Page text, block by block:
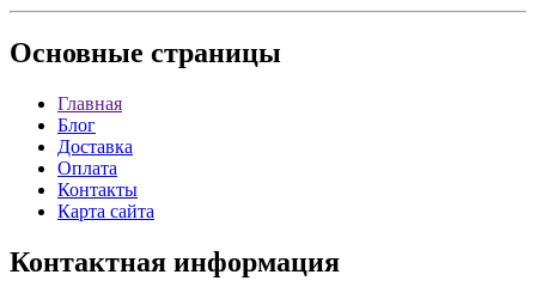
Основные страницы
Главная
Блог
Доставка
Оплата
Контакты
Карта сайта
Контактная информация